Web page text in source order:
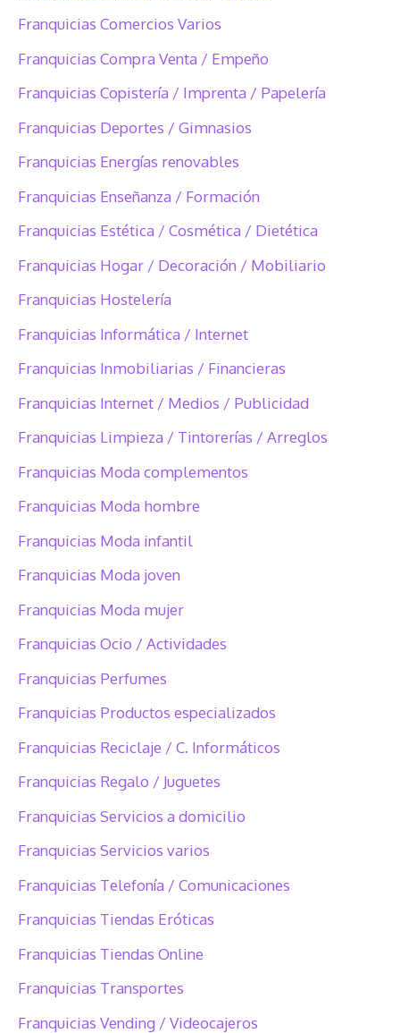
Franquicias Comercios Varios
Franquicias Compra Venta / Empeño
Franquicias Copistería / Imprenta / Papelería
Franquicias Deportes / Gimnasios
Franquicias Energías renovables
Franquicias Enseñanza / Formación
Franquicias Estética / Cosmética / Dietética
Franquicias Hogar / Decoración / Mobiliario
Franquicias Hostelería
Franquicias Informática / Internet
Franquicias Inmobiliarias / Financieras
Franquicias Internet / Medios / Publicidad
Franquicias Limpieza / Tintorerías / Arreglos
Franquicias Moda complementos
Franquicias Moda hombre
Franquicias Moda infantil
Franquicias Moda joven
Franquicias Moda mujer
Franquicias Ocio / Actividades
Franquicias Perfumes
Franquicias Productos especializados
Franquicias Reciclaje / C. Informáticos
Franquicias Regalo / Juguetes
Franquicias Servicios a domicilio
Franquicias Servicios varios
Franquicias Telefonía / Comunicaciones
Franquicias Tiendas Eróticas
Franquicias Tiendas Online
Franquicias Transportes
Franquicias Vending / Videocajeros